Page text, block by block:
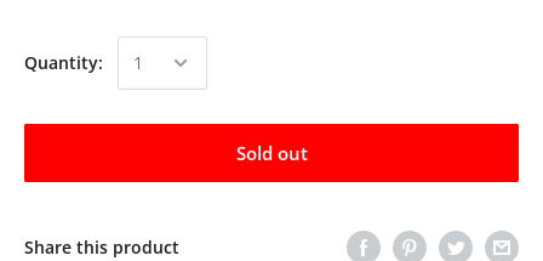
Quantity:
Sold out
Share this product